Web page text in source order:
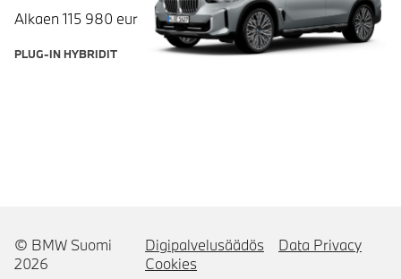
Alkaen 115 980 eur
PLUG-IN HYBRIDIT
© BMW Suomi
2026
Digipalvelusäädös
Data Privacy
Cookies